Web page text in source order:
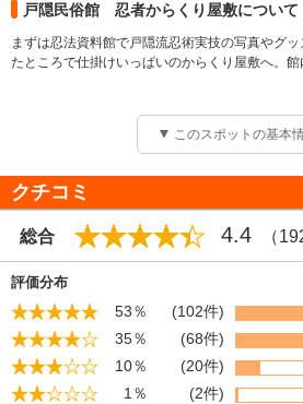
戸隠民俗館 忍者からくり屋敷について
まずは忍法資料館で戸隠流忍術実技の写真やグ
たところで仕掛けいっぱいのからくり屋敷へ。
このスポットの基本
クチコミ
総合 4.4 （
評価分布
53％
(102件)
35％
(68件)
10％
(20件)
1％
(2件)